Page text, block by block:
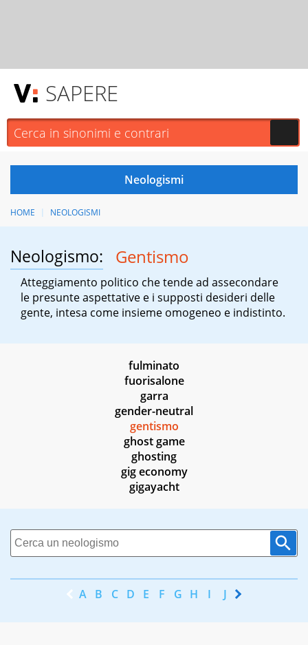
SAPERE
HOME NEOLOGISMI
Neologismo: Gentismo
Atteggiamento politico che tende ad assecondare
le presunte aspettative e i supposti desideri delle
gente, intesa come insieme omogeneo e indistinto.
fulminato
fuorisalone
garra
gender-neutral
gentismo
ghost game
ghosting
gig economy
gigayacht
A B C D E F G H I J K